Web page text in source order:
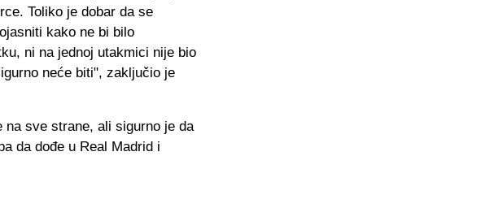
Toliko je dobar da se
kako ne bi bilo
ni na jednoj utakmici nije bio
neće biti", zaključio je
sve strane, ali sigurno je da
da dođe u Real Madrid i